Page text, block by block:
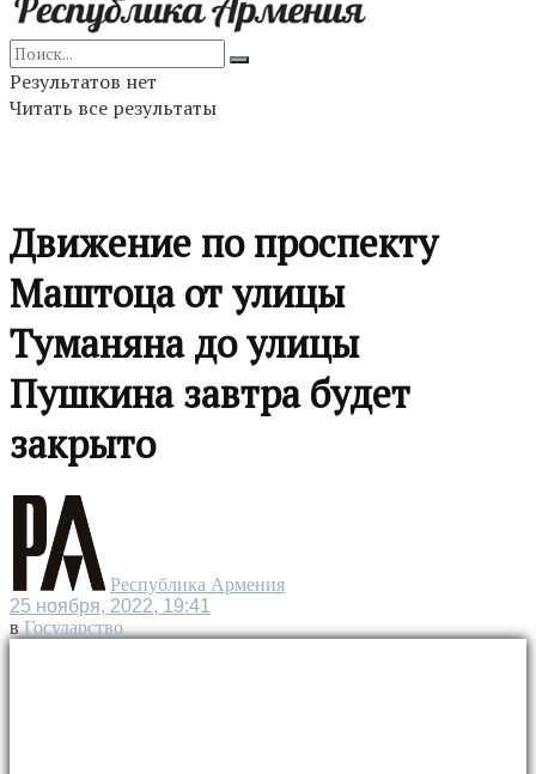
Результатов нет
Читать все результаты
Движение по проспекту
Маштоца от улицы
Туманяна до улицы
Пушкина завтра будет
закрыто
Республика Армения
25 ноября, 2022, 19:41
в Государство